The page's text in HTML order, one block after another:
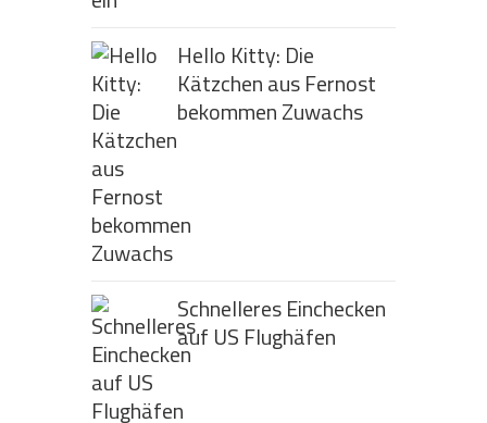
Hello Kitty: Die
Kätzchen aus Fernost
bekommen Zuwachs
Schnelleres Einchecken
auf US Flughäfen